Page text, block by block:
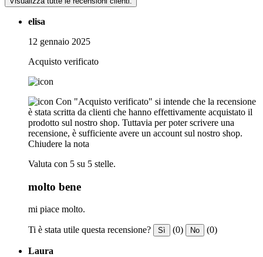
elisa
12 gennaio 2025
Acquisto verificato
Con "Acquisto verificato" si intende che la recensione
è stata scritta da clienti che hanno effettivamente acquistato il
prodotto sul nostro shop. Tuttavia per poter scrivere una
recensione, è sufficiente avere un account sul nostro shop.
Chiudere la nota
Valuta con 5 su 5 stelle.
molto bene
mi piace molto.
Ti è stata utile questa recensione? Sì (0) No (0)
Laura